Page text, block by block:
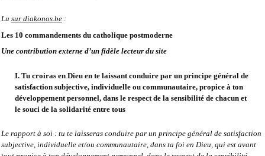
Lu sur diakonos.be :
Les 10 commandements du catholique postmoderne
Une contribution externe d’un fidèle lecteur du site
I. Tu croiras en Dieu en te laissant conduire par un principe général de
satisfaction subjective, individuelle ou communautaire, propice à ton
développement personnel, dans le respect de la sensibilité de chacun et
le souci de la solidarité entre tous
Le rapport à soi : tu te laisseras conduire par un principe général de satisfaction
subjective, individuelle et/ou communautaire, dans ta foi en Dieu, qui est avant